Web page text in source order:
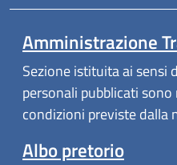
Amministrazione
Sezione istituita ai sensi
personali pubblicati
condizioni previste dalla
Albo pretorio